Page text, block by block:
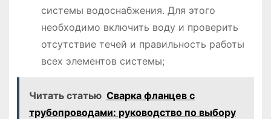
системы водоснабжения. Для этого
необходимо включить воду и проверить
отсутствие течей и правильность работы
всех элементов системы;
Читать статью Сварка фланцев с
трубопроводами: руководство по выбору